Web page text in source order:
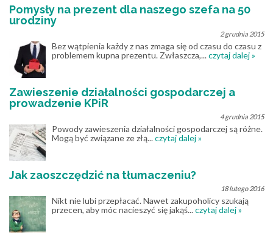
Pomysły na prezent dla naszego szefa na 50
urodziny
2 grudnia 2015
Bez wątpienia każdy z nas zmaga się od czasu do czasu z
problemem kupna prezentu. Zwłaszcza,...czytaj dalej »
Zawieszenie działalności gospodarczej a
prowadzenie KPiR
4 grudnia 2015
Powody zawieszenia działalności gospodarczej są różne.
Mogą być związane ze złą...czytaj dalej »
Jak zaoszczędzić na tłumaczeniu?
18 lutego 2016
Nikt nie lubi przepłacać. Nawet zakupoholicy szukają
przecen, aby móc nacieszyć się jakąś...czytaj dalej »